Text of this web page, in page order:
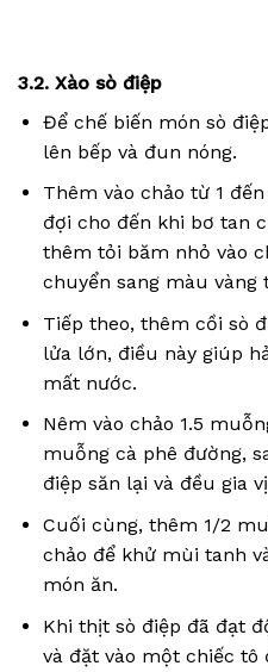
3.2. Xào sò điệp
Để chế biến món sò
lên bếp và đun nóng.
Thêm vào chảo từ 1
đợi cho đến khi bơ tan
thêm tỏi băm nhỏ vào
chuyển sang màu vàng
Tiếp theo, thêm cồi sò
lửa lớn, điều này giúp
mất nước.
Nêm vào chảo 1.5
muỗng cà phê đường,
điệp săn lại và đều gia
Cuối cùng, thêm 1/2
chảo để khử mùi tanh
món ăn.
Khi thịt sò điệp đã đạt
và đặt vào một chiếc